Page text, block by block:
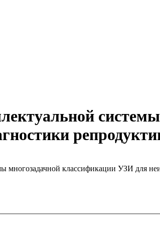
многозадачной классификации УЗИ для